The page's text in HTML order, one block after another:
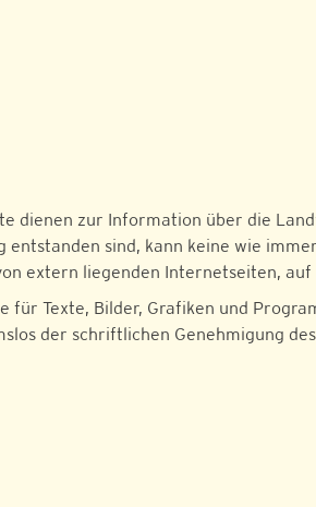
dienen zur Information über die
sind, kann keine wie
extern liegenden Internetseiten,
Texte, Bilder, Grafiken und
der schriftlichen Genehmigung